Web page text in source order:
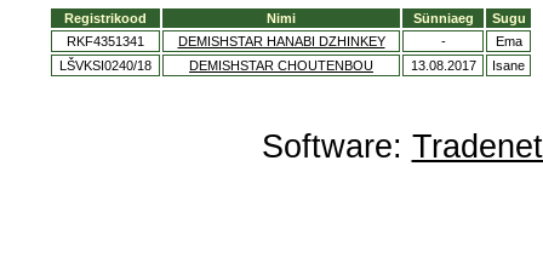
Registrikood Nimi Sünniaeg
Sugu
RKF4351341
DEMISHSTAR HANABI DZHINKEY -
Ema
LŠVKSI0240/18
DEMISHSTAR CHOUTENBOU 13.08.2017 Isane
Software: